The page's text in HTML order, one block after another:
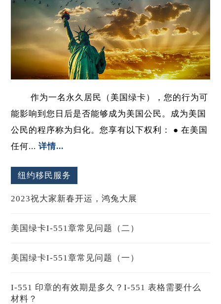
作为一名永久居民（美国绿卡），您的行为可
能影响到您日后是否能够成为美国公民。成为美国
公民的程序称为归化。您享有以下权利： ● 在美国
任何...详情...
纽约移民服务
2023祝大家新春开运，鸿兔大展
美国绿卡I-551章常见问题（二）
美国绿卡I-551章常见问题（一）
I-551 印章的有效期是多久？I-551 表格需要什么
材料？